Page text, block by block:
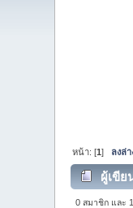
หน้า: [1] ลงล่า
ผู้เขีย
0 สมาชิก และ